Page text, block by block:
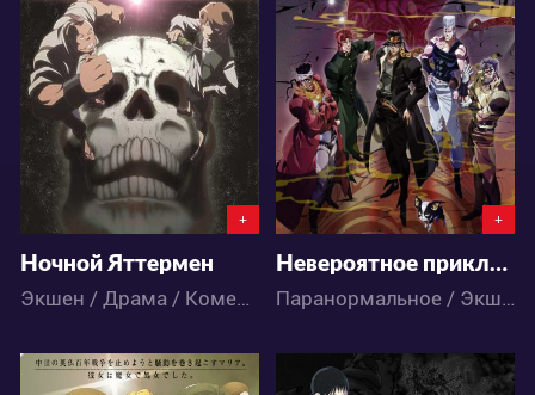
3274
2 0
+
Ночной Яттермен
Экшен / Драма / Комедия / Приключения / Аниме
18498
0 11
+
Невероятное приключение ДжоДжо: Рыцари звёздной пыли 2
Паранормальное / Экшен / Драма / Приключения / Сёнэн / Аниме